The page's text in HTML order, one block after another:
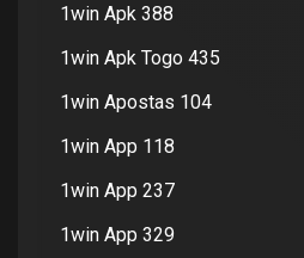
1win Apk 388
1win Apk Togo 435
1win Apostas 104
1win App 118
1win App 237
1win App 329